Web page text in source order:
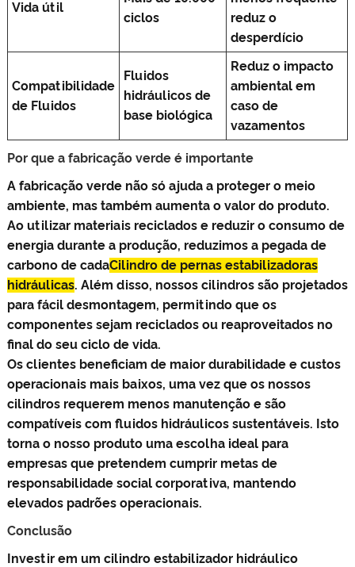
Vida útil
ciclos
reduz o
desperdício
Compatibilidade
de Fluidos
Fluidos
hidráulicos de
base biológica
Reduz o impacto
ambiental em
caso de
vazamentos
Por que a fabricação verde é importante
A fabricação verde não só ajuda a proteger o meio
ambiente, mas também aumenta o valor do produto.
Ao utilizar materiais reciclados e reduzir o consumo de
energia durante a produção, reduzimos a pegada de
carbono de cadaCilindro de pernas estabilizadoras
hidráulicas. Além disso, nossos cilindros são projetados
para fácil desmontagem, permitindo que os
componentes sejam reciclados ou reaproveitados no
final do seu ciclo de vida.
Os clientes beneficiam de maior durabilidade e custos
operacionais mais baixos, uma vez que os nossos
cilindros requerem menos manutenção e são
compatíveis com fluidos hidráulicos sustentáveis. Isto
torna o nosso produto uma escolha ideal para
empresas que pretendem cumprir metas de
responsabilidade social corporativa, mantendo
elevados padrões operacionais.
Conclusão
Investir em um cilindro estabilizador hidráulico